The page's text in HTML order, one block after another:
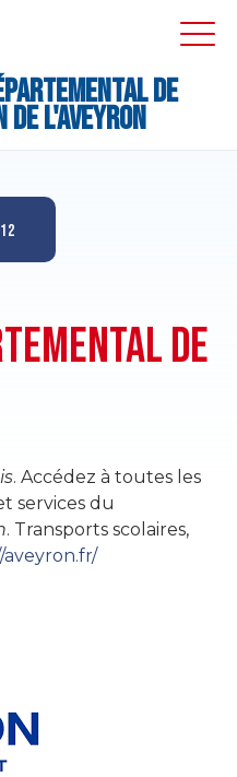
de
l'Aveyron
DE
. Accédez à toutes les
services du
. Transports scolaires,
aveyron.fr/